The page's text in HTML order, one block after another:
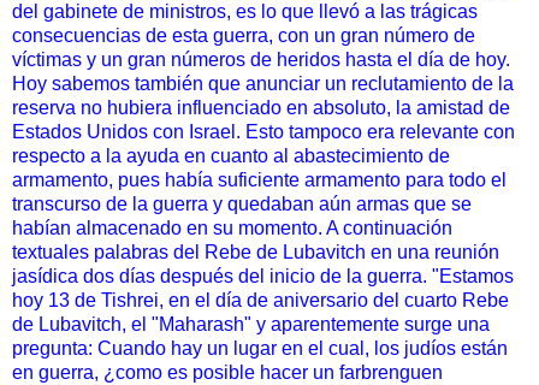
del gabinete de ministros, es lo que llevó a las trágicas
consecuencias de esta guerra, con un gran número de
víctimas y un gran números de heridos hasta el día de hoy.
Hoy sabemos también que anunciar un reclutamiento de la
reserva no hubiera influenciado en absoluto, la amistad de
Estados Unidos con Israel. Esto tampoco era relevante con
respecto a la ayuda en cuanto al abastecimiento de
armamento, pues había suficiente armamento para todo el
transcurso de la guerra y quedaban aún armas que se
habían almacenado en su momento. A continuación
textuales palabras del Rebe de Lubavitch en una reunión
jasídica dos días después del inicio de la guerra. "Estamos
hoy 13 de Tishrei, en el día de aniversario del cuarto Rebe
de Lubavitch, el "Maharash" y aparentemente surge una
pregunta: Cuando hay un lugar en el cual, los judíos están
en guerra, ¿como es posible hacer un farbrenguen